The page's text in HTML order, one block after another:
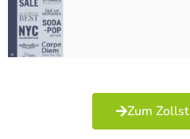
Zum